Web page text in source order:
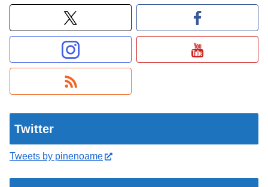
Twitter
Tweets by pinenoame